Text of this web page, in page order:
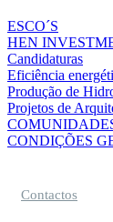
ESCO´S
HEN
Candidaturas
Eficiência
Produção de
Projetos de
CONDIÇÕES
Contactos